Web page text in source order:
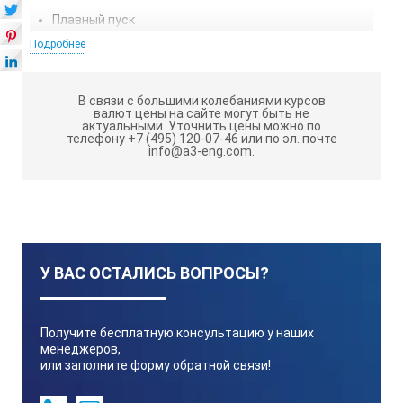
Плавный пуск
Отображение кодов ошибок
Технические характеристики T 50
digital ULTRA-TURRAX®:
Производимая мощность привода
700 W
Подробнее
В связи с большими колебаниями курсов
валют цены на сайте могут быть не
актуальными. Уточнить цены можно по
телефону +7 (495) 120-07-46 или по эл. почте
info@a3-eng.com.
У ВАС ОСТАЛИСЬ ВОПРОСЫ?
Получите бесплатную консультацию у наших
менеджеров,
или заполните форму обратной связи!